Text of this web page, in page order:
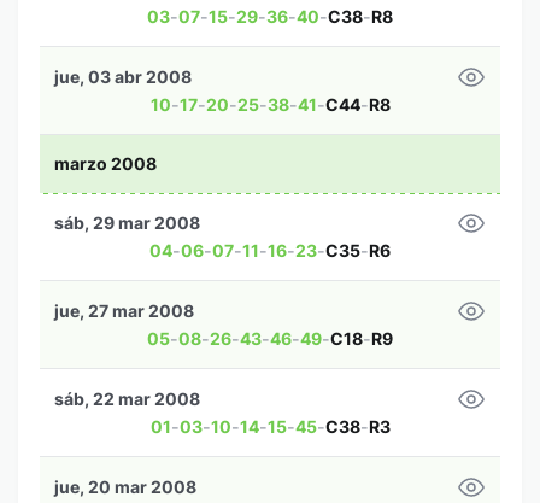
03-07-15-29-36-40-C38-R8
10-17-20-25-38-41-C44-R8
jue, 03 abr 2008
marzo 2008
04-06-07-11-16-23-C35-R6
sáb, 29 mar 2008
05-08-26-43-46-49-C18-R9
jue, 27 mar 2008
01-03-10-14-15-45-C38-R3
sáb, 22 mar 2008
jue, 20 mar 2008